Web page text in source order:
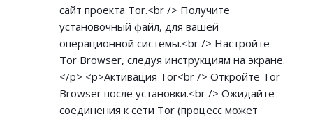
сайт проекта Tor.<br /> Получите
установочный файл, для вашей
операционной системы.<br /> Настройте
Tor Browser, следуя инструкциям на экране.
</p> <p>Активация Tor<br /> Откройте Tor
Browser после установки.<br /> Ожидайте
соединения к сети Tor (процесс может